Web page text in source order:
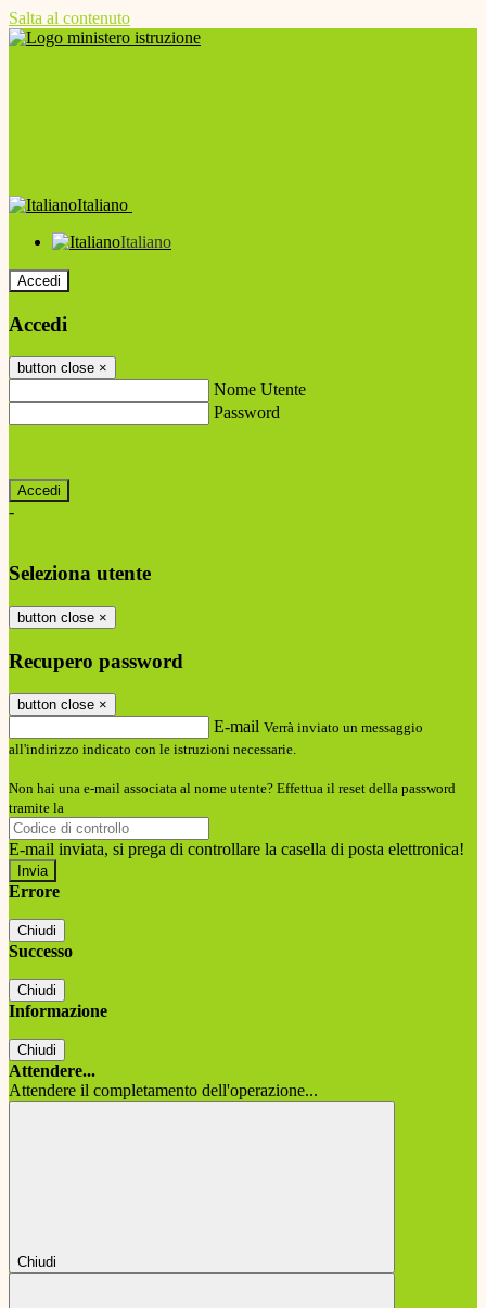
Salta al contenuto
Italiano
Italiano
Accedi
Accedi
button close ×
Nome Utente
Password
-
Seleziona utente
button close ×
Recupero password
button close ×
E-mail Verrà inviato un messaggio
all'indirizzo indicato con le istruzioni necessarie.
Non hai una e-mail associata al nome utente? Effettua il reset della password
tramite la
E-mail inviata, si prega di controllare la casella di posta elettronica!
Errore
Chiudi
Successo
Chiudi
Informazione
Chiudi
Attendere...
Attendere il completamento dell'operazione...
Chiudi